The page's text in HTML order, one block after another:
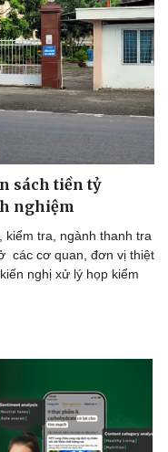
nghệ
điệu
nghiệm
đổi số
sách tiền tỷ
nghiệm
kiểm tra, ngành thanh tra
các cơ quan, đơn vị thiệt
nghị xử lý họp kiểm